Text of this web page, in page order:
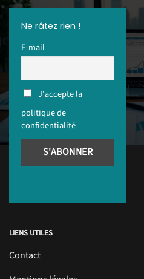
Ne râtez rien !
E-mail
J'accepte la
politique de
confidentialité
LIENS UTILES
Contact